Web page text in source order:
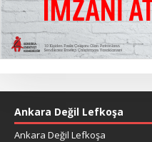
Ankara Değil Lefkoşa
Ankara Değil Lefkoşa